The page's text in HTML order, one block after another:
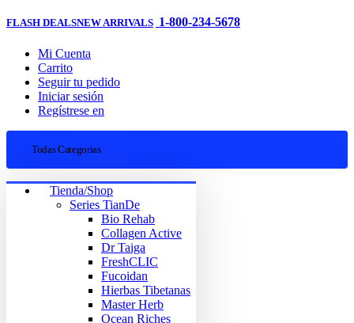
FLASH DEALSNEW ARRIVALS 1-800-234-5678
Mi Cuenta
Carrito
Seguir tu pedido
Iniciar sesión
Regístrese en
Todas Categorias
Tienda/Shop
Series TianDe
Bio Rehab
Collagen Active
Dr Taiga
FreshCLIC
Fucoidan
Hierbas Tibetanas
Master Herb
Ocean Riches